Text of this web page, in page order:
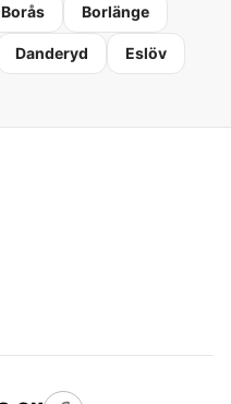
Borås Borlänge
Danderyd Eslöv